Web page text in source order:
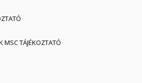
MSC TÁJÉKOZTATÓ